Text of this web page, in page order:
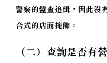
警察的盤查追緝，因此沒
合式的店面掩飾。
（二）查詢是否有